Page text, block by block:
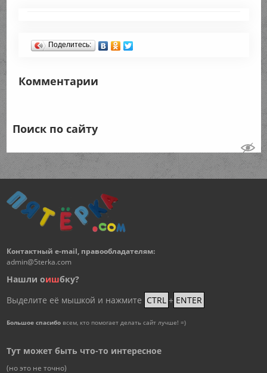
Поделитесь:
Комментарии
Поиск по сайту
Контактный e-mail, правообладателям:
admin@5terka.com
Нашли оишбку?
Выделите её мышкой и нажмите CTRL + ENTER
Большое спасибовсем, кто помогает делать сайт лучше! =)
Тут может быть что-то интересное
(но это не точно)